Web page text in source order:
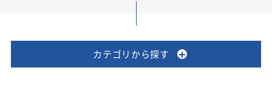
カテゴリから探す